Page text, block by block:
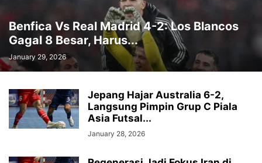
Benfica Vs Real Madrid 4-2: Los Blancos
Gagal 8 Besar, Harus...
January 29, 2026
Jepang Hajar Australia 6-2,
Langsung Pimpin Grup C Piala
Asia Futsal...
January 28, 2026